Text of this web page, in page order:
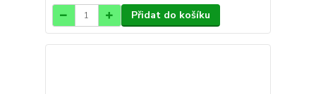
Přidat do košíku